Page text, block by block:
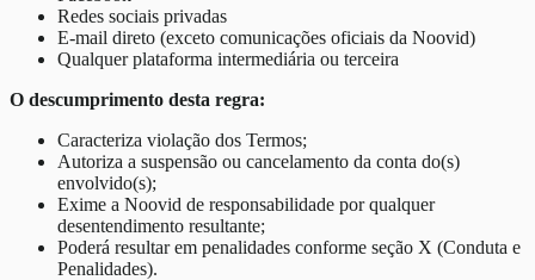
Redes sociais privadas
E-mail direto (exceto comunicações oficiais da Noovid)
Qualquer plataforma intermediária ou terceira
O descumprimento desta regra:
Caracteriza violação dos Termos;
Autoriza a suspensão ou cancelamento da conta do(s)
envolvido(s);
Exime a Noovid de responsabilidade por qualquer
desentendimento resultante;
Poderá resultar em penalidades conforme seção X (Conduta e
Penalidades).